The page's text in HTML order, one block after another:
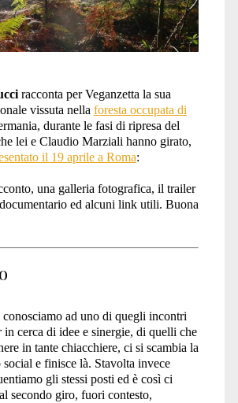
racconta per Veganzetta la sua
vissuta nella foresta occupata di
durante le fasi di ripresa del
lei e Claudio Marziali hanno girato,
il 19 aprile a Roma:
una galleria fotografica, il trailer
ed alcuni link utili. Buona
ad uno di quegli incontri
in cerca di idee e sinergie, di quelli che
in tante chiacchiere, ci si scambia la
e finisce là. Stavolta invece
gli stessi posti ed è così ci
secondo giro, fuori contesto,